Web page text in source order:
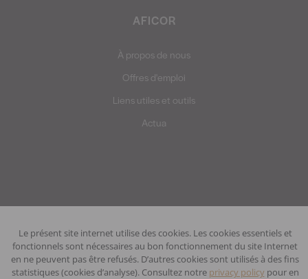
AFICOR
À propos de nous
Offres d'emploi
Liens utiles et outils
Actua
Privacy policy
Disclaimer
© Two Impress 2022
Le présent site internet utilise des cookies. Les cookies essentiels et
fonctionnels sont nécessaires au bon fonctionnement du site Internet
en ne peuvent pas être refusés. D’autres cookies sont utilisés à des fins
statistiques (cookies d’analyse). Consultez notre privacy policy pour en